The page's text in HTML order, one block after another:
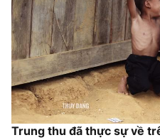
Trung thu đã thực sự về